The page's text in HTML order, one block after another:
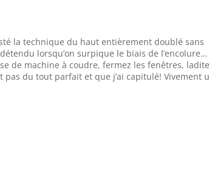
la technique du haut entièrement doublé sans
lorsqu’on surpique le biais de l’encolure…
de machine à coudre, fermez les fenêtres,
pas du tout parfait et que j’ai capitulé! Vivement